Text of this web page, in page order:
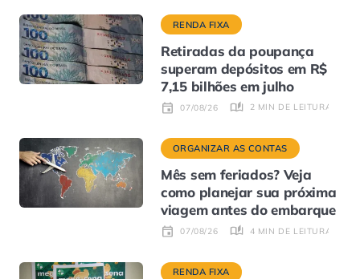
RENDA FIXA
Retiradas da poupança
superam depósitos em R$
7,15 bilhões em julho
07/08/26 2 MIN DE LEITURA
ORGANIZAR AS CONTAS
Mês sem feriados? Veja
como planejar sua próxima
viagem antes do embarque
07/08/26 4 MIN DE LEITURA
RENDA FIXA